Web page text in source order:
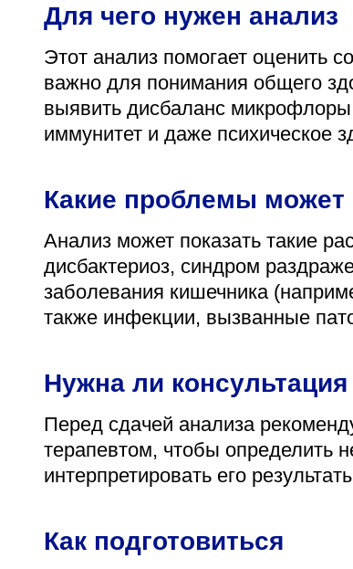
Для чего нужен анализ
Этот анализ помогает оценить
важно для понимания общего
выявить дисбаланс
иммунитет и даже психическое
Какие проблемы может
Анализ может показать такие
дисбактериоз, синдром
заболевания кишечника
также инфекции, вызванные
Нужна ли
Перед сдачей анализа
терапевтом, чтобы определить
интерпретировать его
Как подготовиться